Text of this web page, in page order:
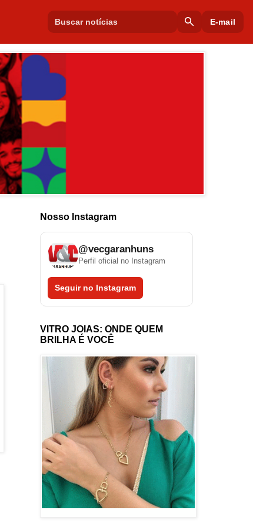
search E-mail
Nosso Instagram
@vecgaranhuns
Perfil oficial no Instagram
Seguir no Instagram
VITRO JOIAS: ONDE QUEM
BRILHA É VOCÊ